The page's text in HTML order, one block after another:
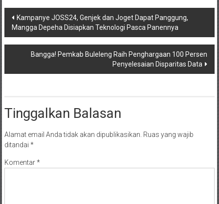
Navigasi
pos
Kampanye JOSS24, Genjek dan Joget Dapat Panggung,
Mangga Depeha Disiapkan Teknologi Pasca Panennya
Bangga! Pemkab Buleleng Raih Penghargaan 100 Persen
Penyelesaian Disparitas Data
Tinggalkan Balasan
Alamat email Anda tidak akan dipublikasikan. Ruas yang wajib
ditandai *
Komentar*